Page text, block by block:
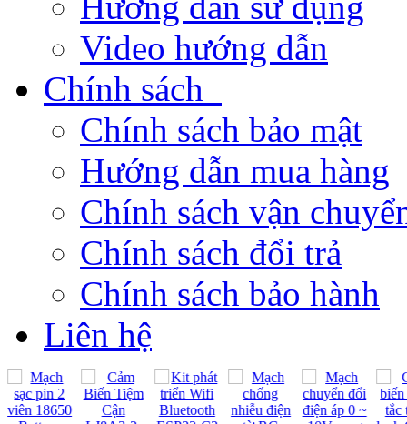
Video hướng dẫn
Chính sách
Chính sách bảo mật
Hướng dẫn mua hàng
Chính sách vận
Chính sách đổi trả
Chính sách bảo hành
Liên hệ